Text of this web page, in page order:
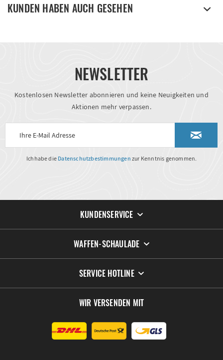
KUNDEN HABEN AUCH GESEHEN
NEWSLETTER
Kostenlosen Newsletter abonnieren und keine Neuigkeiten und
Aktionen mehr verpassen.
Ich habe die Datenschutzbestimmungen zur Kenntnis genommen.
KUNDENSERVICE
WAFFEN-SCHAULADE
SERVICE HOTLINE
WIR VERSENDEN MIT